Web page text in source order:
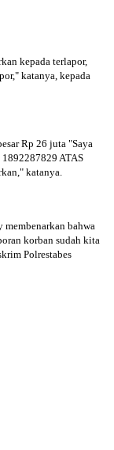
kepada terlapor,
katanya, kepada
Rp 26 juta "Saya
ATAS
katanya.
membenarkan bahwa
korban sudah kita
Polrestabes